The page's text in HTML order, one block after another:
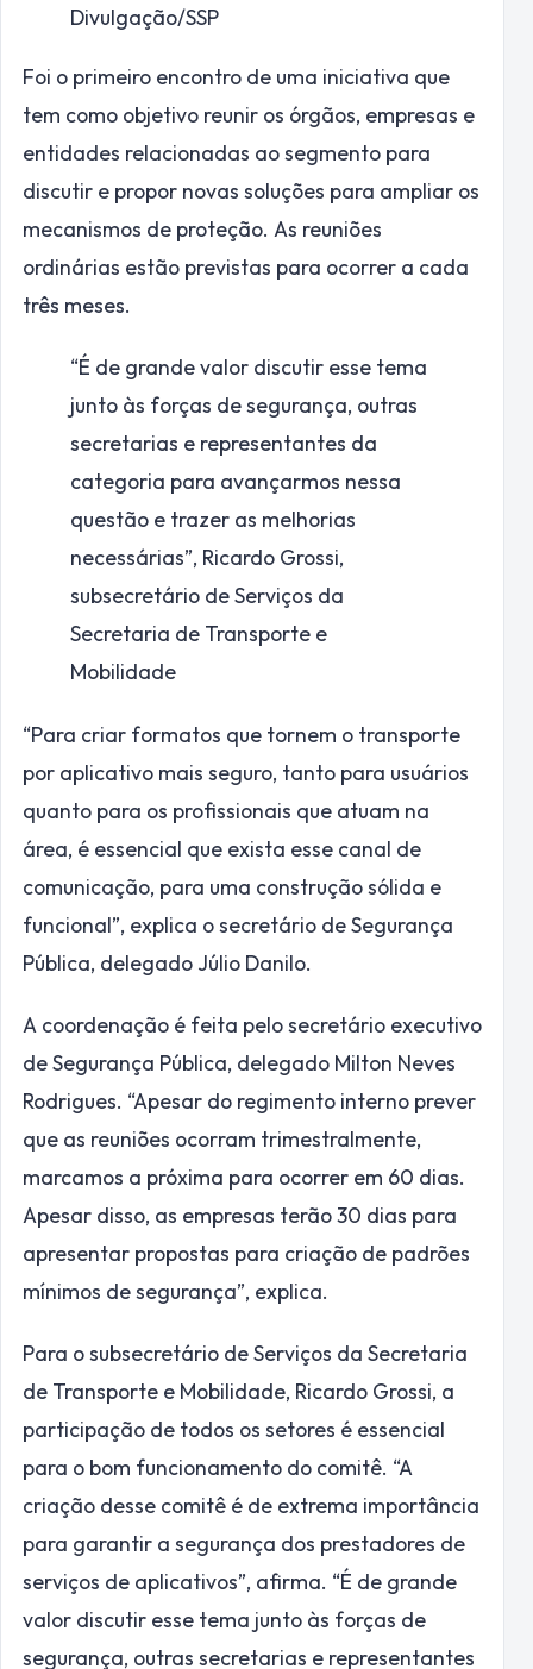
Divulgação/SSP
Foi o primeiro encontro de uma iniciativa que
tem como objetivo reunir os órgãos, empresas e
entidades relacionadas ao segmento para
discutir e propor novas soluções para ampliar os
mecanismos de proteção. As reuniões
ordinárias estão previstas para ocorrer a cada
três meses.
“É de grande valor discutir esse tema
junto às forças de segurança, outras
secretarias e representantes da
categoria para avançarmos nessa
questão e trazer as melhorias
necessárias”, Ricardo Grossi,
subsecretário de Serviços da
Secretaria de Transporte e
Mobilidade
“Para criar formatos que tornem o transporte
por aplicativo mais seguro, tanto para usuários
quanto para os profissionais que atuam na
área, é essencial que exista esse canal de
comunicação, para uma construção sólida e
funcional”, explica o secretário de Segurança
Pública, delegado Júlio Danilo.
A coordenação é feita pelo secretário executivo
de Segurança Pública, delegado Milton Neves
Rodrigues. “Apesar do regimento interno prever
que as reuniões ocorram trimestralmente,
marcamos a próxima para ocorrer em 60 dias.
Apesar disso, as empresas terão 30 dias para
apresentar propostas para criação de padrões
mínimos de segurança”, explica.
Para o subsecretário de Serviços da Secretaria
de Transporte e Mobilidade, Ricardo Grossi, a
participação de todos os setores é essencial
para o bom funcionamento do comitê. “A
criação desse comitê é de extrema importância
para garantir a segurança dos prestadores de
serviços de aplicativos”, afirma. “É de grande
valor discutir esse tema junto às forças de
segurança, outras secretarias e representantes